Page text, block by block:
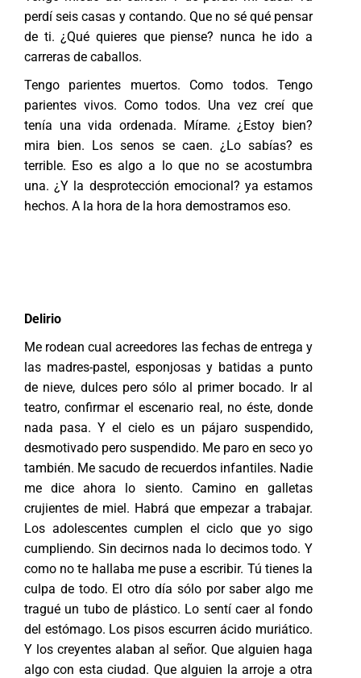
perdí seis casas y contando. Que no sé qué pensar
de ti. ¿Qué quieres que piense? nunca he ido a
carreras de caballos.
Tengo parientes muertos. Como todos. Tengo
parientes vivos. Como todos. Una vez creí que
tenía una vida ordenada. Mírame. ¿Estoy bien?
mira bien. Los senos se caen. ¿Lo sabías? es
terrible. Eso es algo a lo que no se acostumbra
una. ¿Y la desprotección emocional? ya estamos
hechos. A la hora de la hora demostramos eso.
Delirio
Me rodean cual acreedores las fechas de entrega y
las madres-pastel, esponjosas y batidas a punto
de nieve, dulces pero sólo al primer bocado. Ir al
teatro, confirmar el escenario real, no éste, donde
nada pasa. Y el cielo es un pájaro suspendido,
desmotivado pero suspendido. Me paro en seco yo
también. Me sacudo de recuerdos infantiles. Nadie
me dice ahora lo siento. Camino en galletas
crujientes de miel. Habrá que empezar a trabajar.
Los adolescentes cumplen el ciclo que yo sigo
cumpliendo. Sin decirnos nada lo decimos todo. Y
como no te hallaba me puse a escribir. Tú tienes la
culpa de todo. El otro día sólo por saber algo me
tragué un tubo de plástico. Lo sentí caer al fondo
del estómago. Los pisos escurren ácido muriático.
Y los creyentes alaban al señor. Que alguien haga
algo con esta ciudad. Que alguien la arroje a otra